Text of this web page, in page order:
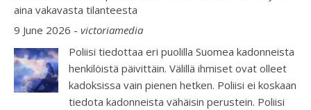
aina vakavasta tilanteesta
9 June 2026 - victoriamedia
Poliisi tiedottaa eri puolilla Suomea kadonneista
henkilöistä päivittäin. Välillä ihmiset ovat olleet
kadoksissa vain pienen hetken. Poliisi ei koskaan
tiedota kadonneista vähäisin perustein. Poliisi